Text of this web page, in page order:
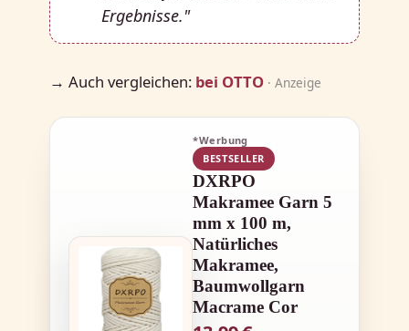
Ergebnisse."
→ Auch vergleichen: bei OTTO · Anzeige
*Werbung
BESTSELLER
DXRPO
Makramee Garn 5
mm x 100 m,
Natürliches
Makramee,
Baumwollgarn
Macrame Cor